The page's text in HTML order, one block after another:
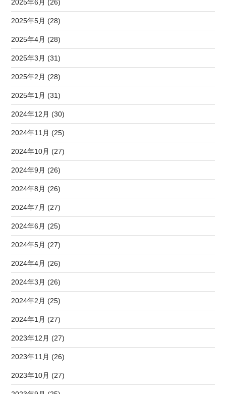
2025年6月 (26)
2025年5月 (28)
2025年4月 (28)
2025年3月 (31)
2025年2月 (28)
2025年1月 (31)
2024年12月 (30)
2024年11月 (25)
2024年10月 (27)
2024年9月 (26)
2024年8月 (26)
2024年7月 (27)
2024年6月 (25)
2024年5月 (27)
2024年4月 (26)
2024年3月 (26)
2024年2月 (25)
2024年1月 (27)
2023年12月 (27)
2023年11月 (26)
2023年10月 (27)